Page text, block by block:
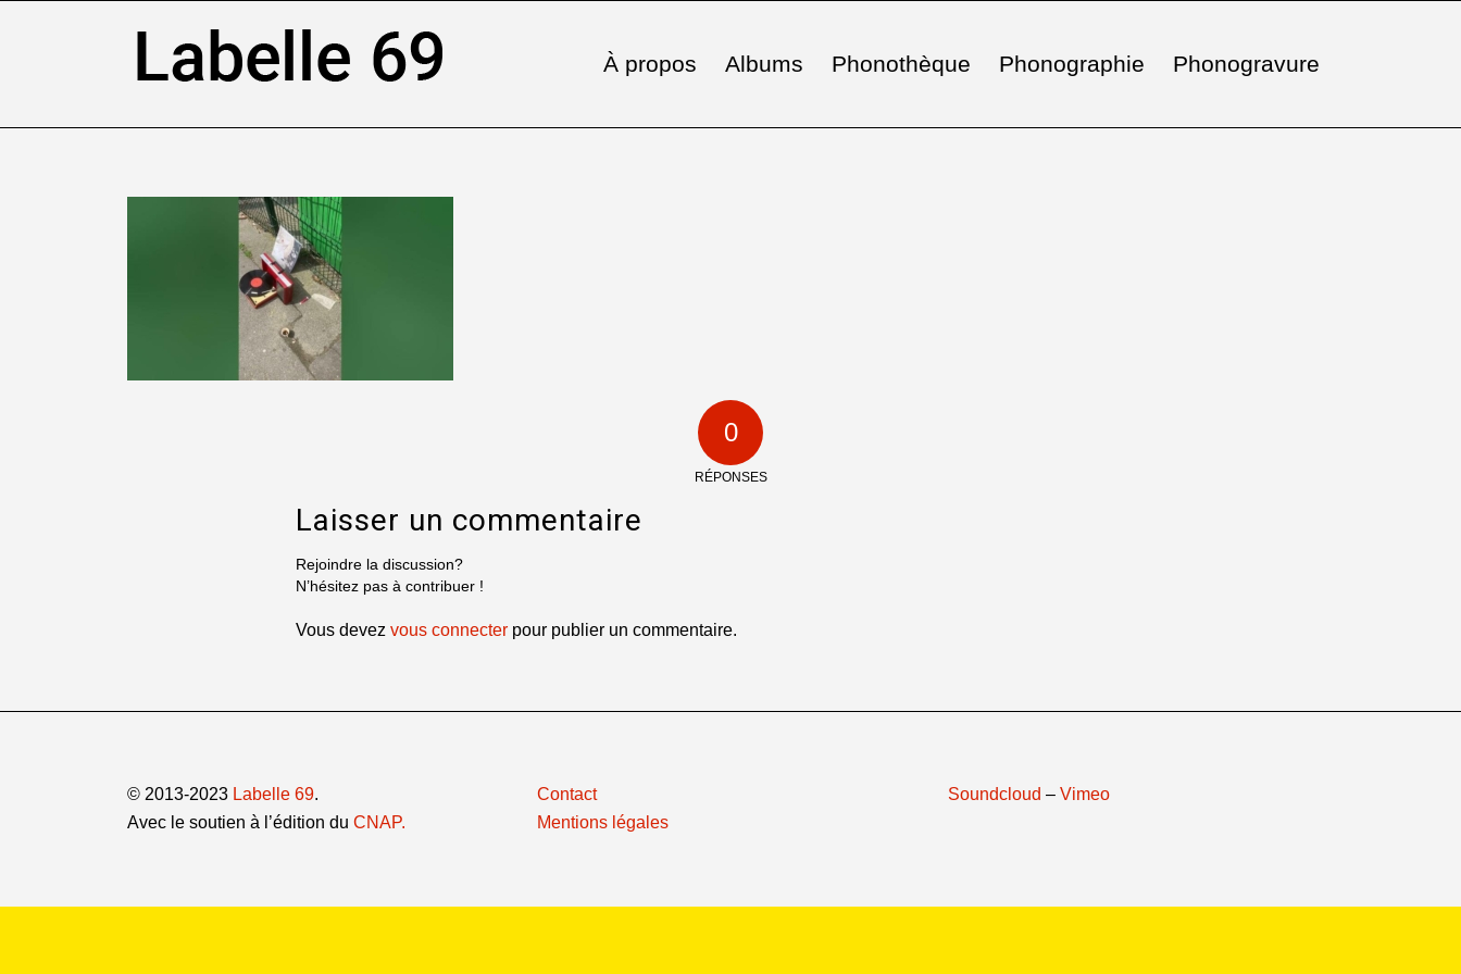
À propos Albums Phonothèque Phonographie Phonogravure
0
RÉPONSES
Laisser un commentaire
Rejoindre la discussion?
N’hésitez pas à contribuer !
Vous devez vous connecter pour publier un commentaire.
© 2013-2023 Labelle 69.
Avec le soutien à l’édition du CNAP.
Contact
Mentions légales
Soundcloud – Vimeo